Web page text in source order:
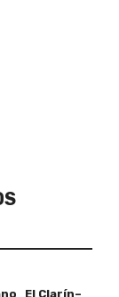
El Clarín–